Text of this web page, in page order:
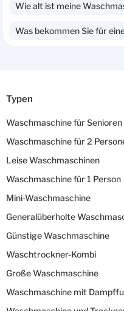
Wie alt ist meine
Was bekommen Sie für
Typen
Waschmaschine für Senioren
Waschmaschine für 2
Leise Waschmaschinen
Waschmaschine für 1 Person
Mini-Waschmaschine
Generalüberholte
Günstige Waschmaschine
Waschtrockner-Kombi
Große Waschmaschine
Waschmaschine mit